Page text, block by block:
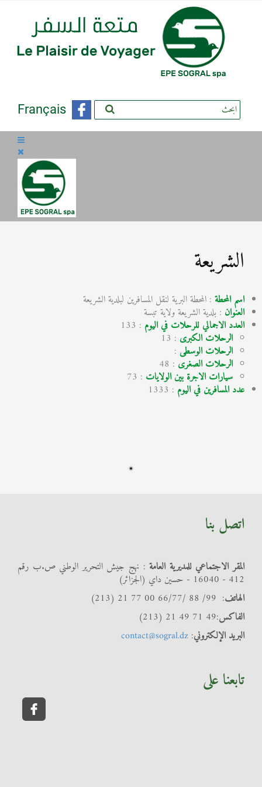
Français
الشريعة
اسم المحطة : المحطة البرية لنقل المسافرين لبلدية الشريعة
العنوان : بلدية الشريعة ولاية تبسة
العدد الاجمالي للرحلات في اليوم : 133
الرحلات الكبرى : 13
الرحلات الوسطى :
الرحلات الصغرى : 48
سيارات الاجرة بين الولايات : 73
عدد المسافرين في اليوم : 1333
اتصل بنا
المقر الاجتماعي للمديرية العامة : نهج جيش التحرير الوطني ص.ب رقم
412 - 16040 - حسين داي (الجزائر)
الهاتف: 99/ 88 /66/77 00 77 21 (213)
الفاكس:49 71 49 21 (213)
البريد الإلكتروني:
contact@sogral.dz
تابعنا على